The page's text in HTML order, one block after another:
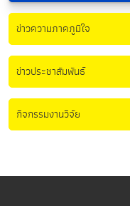
ข่าวความภาคภูมิใจ
ข่าวประชาสัมพันธ์
กิจกรรมงานวิจัย